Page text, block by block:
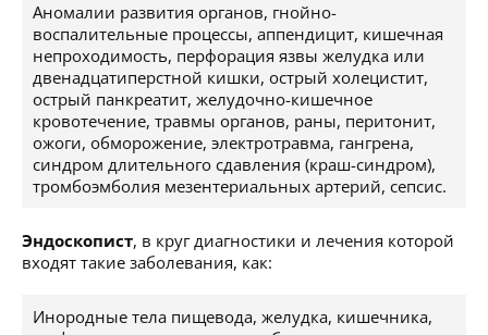
Аномалии развития органов, гнойно-
воспалительные процессы, аппендицит, кишечная
непроходимость, перфорация язвы желудка или
двенадцатиперстной кишки, острый холецистит,
острый панкреатит, желудочно-кишечное
кровотечение, травмы органов, раны, перитонит,
ожоги, обморожение, электротравма, гангрена,
синдром длительного сдавления (краш-синдром),
тромбоэмболия мезентериальных артерий, сепсис.
Эндоскопист, в круг диагностики и лечения которой
входят такие заболевания, как:
Инородные тела пищевода, желудка, кишечника,